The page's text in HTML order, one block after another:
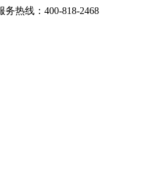
务热线：400-818-2468